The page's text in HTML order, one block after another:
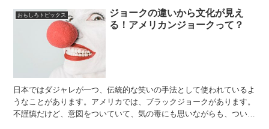
おもしろトピックス
ジョークの違いから文化が見え
る！アメリカンジョークって？
日本ではダジャレが一つ、伝統的な笑いの手法として使われているよ
うなことがあります。アメリカでは、ブラックジョークがあります。
不謹慎だけど、意図をついていて、気の毒にも思いながらも、ついつ